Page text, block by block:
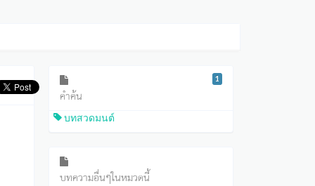
คำค้น
1
บทสวดมนต์
บทความอื่นๆในหมวดนี้